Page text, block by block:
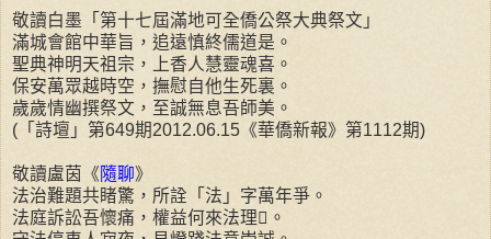
敬讀白墨「第十七屆滿地可全僑公祭大典祭文」
滿城會館中華旨，追遠慎終儒道是。
聖典神明天祖宗，上香人慧靈魂喜。
保安萬眾越時空，撫慰自他生死裏。
歲歲情幽撰祭文，至誠無息吾師美。
(「詩壇」第649期2012.06.15《華僑新報》第1112期)
敬讀盧茵《隨聊》
法治難題共睹驚，所詮「法」字萬年爭。
法庭訴訟吾懷痛，權益何來法理。